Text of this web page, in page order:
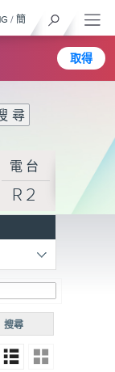
取得
/ 簡
電台
R2
搜尋